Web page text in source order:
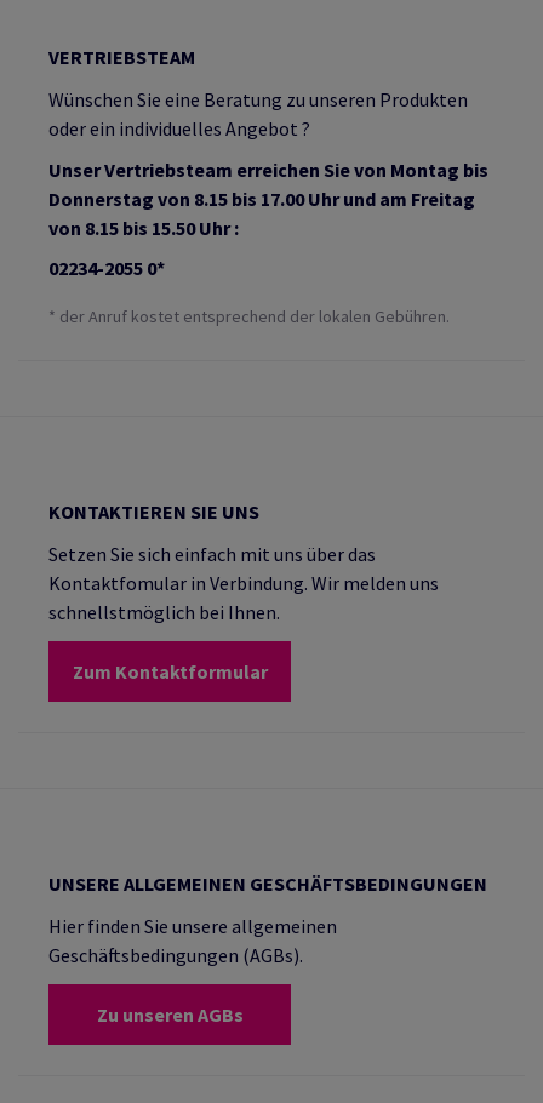
VERTRIEBSTEAM
Wünschen Sie eine Beratung zu unseren Produkten
oder ein individuelles Angebot ?
Unser Vertriebsteam erreichen Sie von Montag bis
Donnerstag von 8.15 bis 17.00 Uhr und am Freitag
von 8.15 bis 15.50 Uhr :
02234-2055 0*
* der Anruf kostet entsprechend der lokalen Gebühren.
KONTAKTIEREN SIE UNS
Setzen Sie sich einfach mit uns über das
Kontaktfomular in Verbindung. Wir melden uns
schnellstmöglich bei Ihnen.
Zum Kontaktformular
UNSERE ALLGEMEINEN GESCHÄFTSBEDINGUNGEN
Hier finden Sie unsere allgemeinen
Geschäftsbedingungen (AGBs).
Zu unseren AGBs